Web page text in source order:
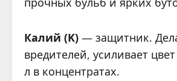
Калий (K) — защитник.
вредителей, усиливает
л в концентратах.